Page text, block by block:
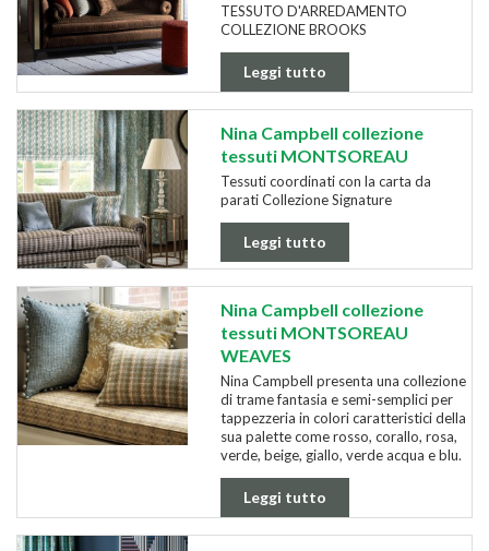
TESSUTO D'ARREDAMENTO
COLLEZIONE BROOKS
Leggi tutto
Nina Campbell collezione
tessuti MONTSOREAU
Tessuti coordinati con la carta da
parati Collezione Signature
Leggi tutto
Nina Campbell collezione
tessuti MONTSOREAU
WEAVES
Nina Campbell presenta una collezione
di trame fantasia e semi-semplici per
tappezzeria in colori caratteristici della
sua palette come rosso, corallo, rosa,
verde, beige, giallo, verde acqua e blu.
Leggi tutto